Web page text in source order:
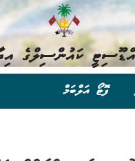
ކައުންސިލްގެ
ފޮޓޯ އަލްބަމް